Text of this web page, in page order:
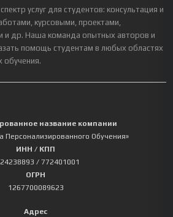
услуг для студентов: консультация и
курсовыми, проектами,
и др. Наша команда опытных авторов и
помощь студентам в любых областях
обучения.
название компании
Персонализированного Обучения»
ИНН / КПП
/ 772401001
ОГРН
1267700089623
Адрес